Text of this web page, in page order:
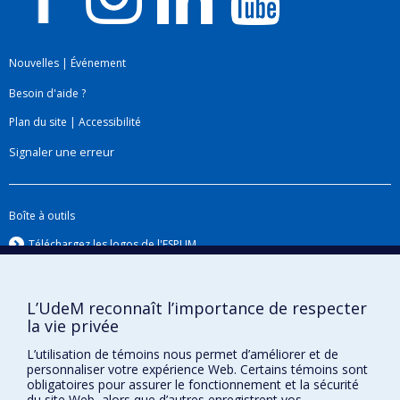
Nouvelles | Événement
Besoin d'aide ?
Plan du site | Accessibilité
Signaler une erreur
Boîte à outils
Téléchargez les logos de l'ESPUM
L’UdeM reconnaît l’importance de respecter
la vie privée
L’utilisation de témoins nous permet d’améliorer et de
personnaliser votre expérience Web. Certains témoins sont
obligatoires pour assurer le fonctionnement et la sécurité